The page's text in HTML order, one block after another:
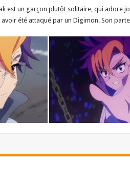
est un garçon plutôt solitaire, qui adore
été attaqué par un Digimon. Son